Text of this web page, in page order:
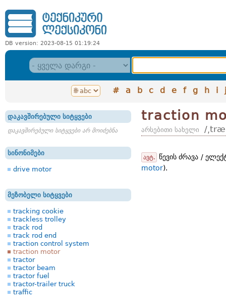
DB version: 2023-08-15 01:19:24
# a b c d e f g h i j
დაკავშირებული სიტყვები
დაკავშირებული სიტყვები არ მოიძებნა
სინონიმები
drive motor
მეზობელი სიტყვები
tracking cookie
trackless trolley
track rod
track rod end
traction control system
traction motor
tractor
tractor beam
tractor fuel
tractor-trailer truck
traffic
traction
არსებითი სახელი /
ავტ. წევის ძრავა /
motor).